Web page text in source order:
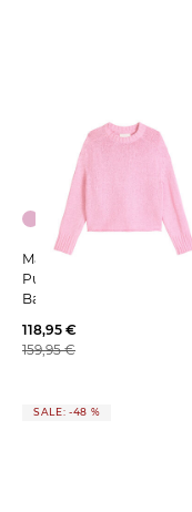
Marc O'Polo | Damen
Pullover aus
Baumwollmischung
118,95 €
159,95 €
SALE: -48 %